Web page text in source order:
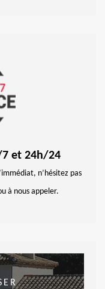
7 et 24h/24
n’hésitez pas
à nous appeler.